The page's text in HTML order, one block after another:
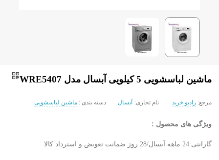
ماشین لباسشویی 5 کیلویی آبسال مدل WRE5407
مرجع: رادیو خرید نام تجاری: آبسال دسته بندی : ماشین لباسشویی
ویژگی های محصول :
گارانتی:24 ماهه آبسال/28 روز ضمانت تعویض و استرداد کالا